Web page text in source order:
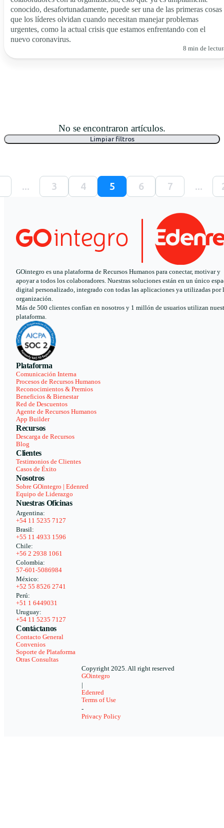
conocido, desafortunadamente, puede ser una de las primeras cosas
que los líderes olvidan cuando necesitan manejar problemas
urgentes, como la actual crisis que estamos enfrentando con el
nuevo coronavirus.
8 min de
No se encontraron artículos.
Limpiar filtros
... 3 4 5 6 7 ...
GOintegro es una plataforma de Recursos Humanos para conectar, motivar y
apoyar a todos los colaboradores. Nuestras soluciones están en un único
digital personalizado, integrado con todas las aplicaciones ya utilizadas por
organización.
Más de 500 clientes confían en nosotros y 1 millón de usuarios utilizan
plataforma.
Plataforma
Comunicación Interna
Procesos de Recursos Humanos
Reconocimientos & Premios
Beneficios & Bienestar
Red de Descuentos
Agente de Recursos Humanos
App Builder
Recursos
Descarga de Recursos
Blog
Clientes
Testimonios de Clientes
Casos de Éxito
Nosotros
Sobre GOintegro | Edenred
Equipo de Liderazgo
Nuestras Oficinas
Argentina:
+54 11 5235 7127
Brasil:
+55 11 4933 1596
Chile:
+56 2 2938 1061
Colombia:
57-601-5086984
México:
+52 55 8526 2741
Perú:
+51 1 6449031
Uruguay:
+54 11 5235 7127
Contáctanos
Contacto General
Convenios
Soporte de Plataforma
Otras Consultas
Copyright 2025. All right reserved
GOintegro
Edenred
Terms of Use
-
Privacy Policy